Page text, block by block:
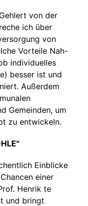
von der
ich über
von
Vorteile Nah-
individuelles
besser ist und
Außerdem
Gemeinden, um
zu entwickeln.
Einblicke
einer
Henrik te
und bringt